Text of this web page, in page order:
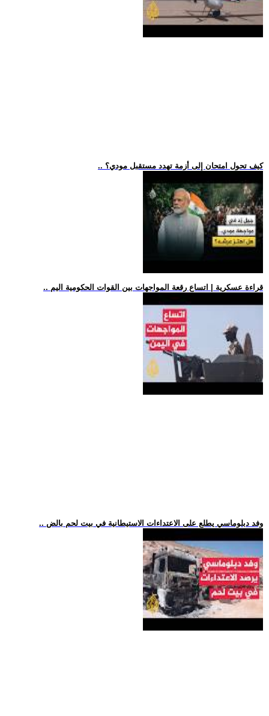
.. كيف تحول امتحان إلى أزمة تهدد مستقبل مودي؟
.. قراءة عسكرية | اتساع رقعة المواجهات بين القوات الحكومية اليم
.. وفد دبلوماسي يطلع على الاعتداءات الاستيطانية في بيت لحم بالض